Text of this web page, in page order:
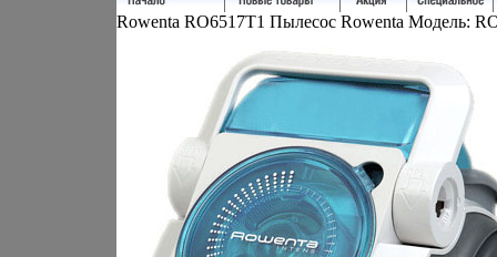
Rowenta RO6517T1 Пылесос Rowenta Модель: